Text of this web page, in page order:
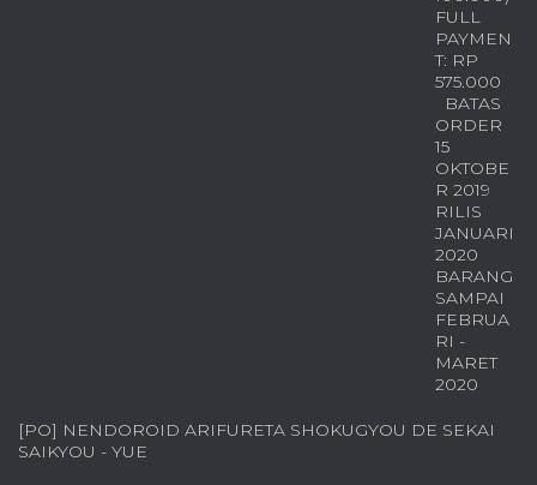
[PO] NENDOROID ARIFURETA SHOKUGYOU DE SEKAI
SAIKYOU - YUE